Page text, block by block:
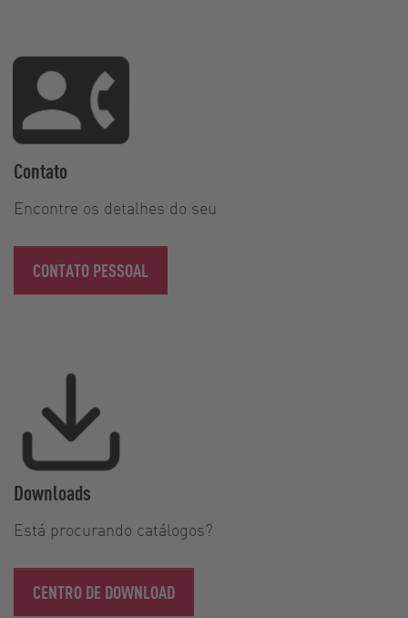
Contato
Encontre os detalhes do seu
CONTATO PESSOAL
Downloads
Está procurando catálogos?
CENTRO DE DOWNLOAD